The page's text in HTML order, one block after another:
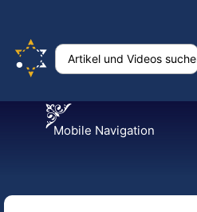
Mobile Navigation